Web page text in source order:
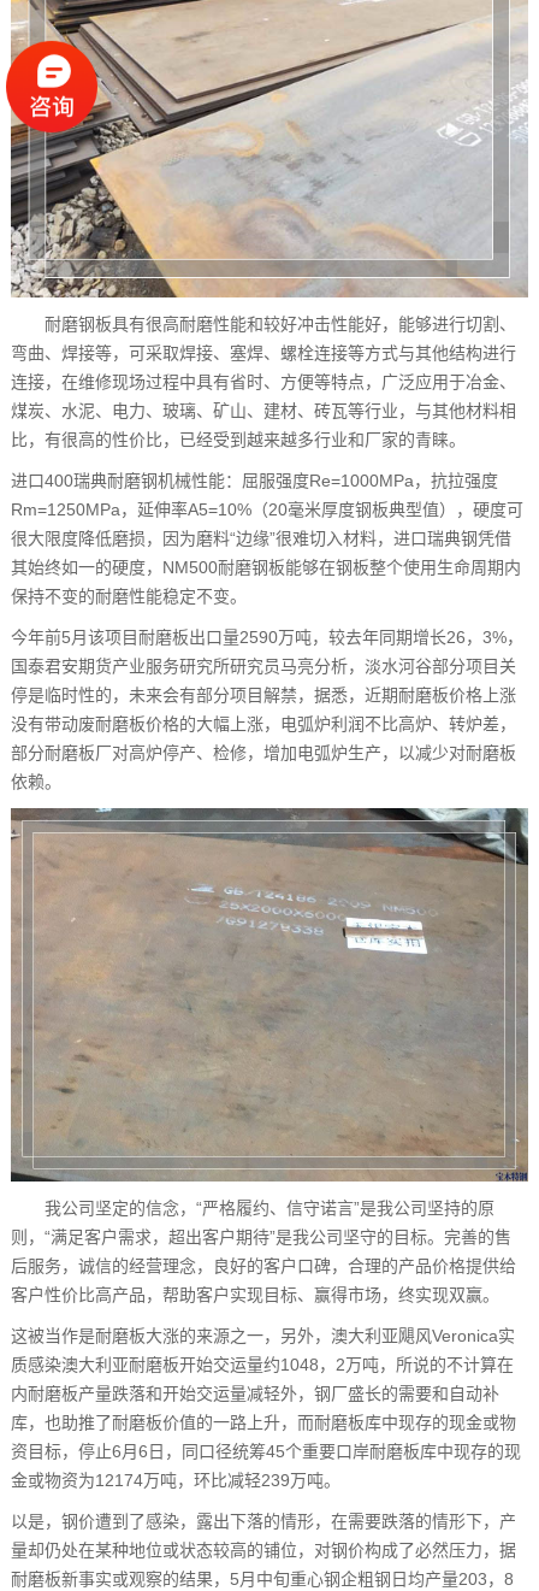
耐磨钢板具有很高耐磨性能和较好冲击性能好，能够进行切割、
弯曲、焊接等，可采取焊接、塞焊、螺栓连接等方式与其他结构进行
连接，在维修现场过程中具有省时、方便等特点，广泛应用于冶金、
煤炭、水泥、电力、玻璃、矿山、建材、砖瓦等行业，与其他材料相
比，有很高的性价比，已经受到越来越多行业和厂家的青睐。
进口400瑞典耐磨钢机械性能：屈服强度Re=1000MPa，抗拉强度
Rm=1250MPa，延伸率A5=10%（20毫米厚度钢板典型值），硬度可
很大限度降低磨损，因为磨料“边缘”很难切入材料，进口瑞典钢凭借
其始终如一的硬度，NM500耐磨钢板能够在钢板整个使用生命周期内
保持不变的耐磨性能稳定不变。
今年前5月该项目耐磨板出口量2590万吨，较去年同期增长26，3%，
国泰君安期货产业服务研究所研究员马亮分析，淡水河谷部分项目关
停是临时性的，未来会有部分项目解禁，据悉，近期耐磨板价格上涨
没有带动废耐磨板价格的大幅上涨，电弧炉利润不比高炉、转炉差，
部分耐磨板厂对高炉停产、检修，增加电弧炉生产，以减少对耐磨板
依赖。
我公司坚定的信念，“严格履约、信守诺言”是我公司坚持的原
则，“满足客户需求，超出客户期待”是我公司坚守的目标。完善的售
后服务，诚信的经营理念，良好的客户口碑，合理的产品价格提供给
客户性价比高产品，帮助客户实现目标、赢得市场，终实现双赢。
这被当作是耐磨板大涨的来源之一，另外，澳大利亚飓风Veronica实
质感染澳大利亚耐磨板开始交运量约1048，2万吨，所说的不计算在
内耐磨板产量跌落和开始交运量减轻外，钢厂盛长的需要和自动补
库，也助推了耐磨板价值的一路上升，而耐磨板库中现存的现金或物
资目标，停止6月6日，同口径统筹45个重要口岸耐磨板库中现存的现
金或物资为12174万吨，环比减轻239万吨。
以是，钢价遭到了感染，露出下落的情形，在需要跌落的情形下，产
量却仍处在某种地位或状态较高的铺位，对钢价构成了必然压力，据
耐磨板新事实或观察的结果，5月中旬重心钢企粗钢日均产量203，8